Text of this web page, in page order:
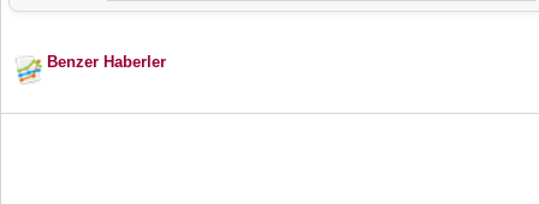
Benzer Haberler